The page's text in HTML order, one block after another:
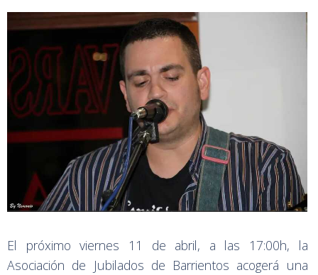
El próximo viernes 11 de abril, a las 17:00h, la
Asociación de Jubilados de Barrientos acogerá una